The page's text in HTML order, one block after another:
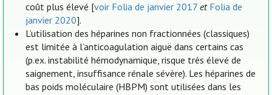
coût plus élevé [voir Folia de janvier 2017 et Folia de
janvier 2020].
L’utilisation des héparines non fractionnées (classiques)
est limitée à l’anticoagulation aiguë dans certains cas
(p.ex. instabilité hémodynamique, risque très élevé de
saignement, insuffisance rénale sévère). Les héparines de
bas poids moléculaire (HBPM) sont utilisées dans les